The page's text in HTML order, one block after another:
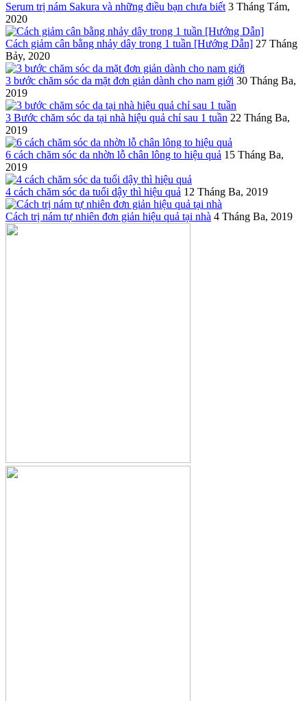
Serum trị nám Sakura và những điều bạn chưa biết 3 Tháng Tám,
2020
Cách giảm cân bằng nhảy dây trong 1 tuần [Hướng Dẫn] 27 Tháng
Bảy, 2020
3 bước chăm sóc da mặt đơn giản dành cho nam giới 30 Tháng Ba,
2019
3 Bước chăm sóc da tại nhà hiệu quả chỉ sau 1 tuần 22 Tháng Ba,
2019
6 cách chăm sóc da nhờn lỗ chân lông to hiệu quả 15 Tháng Ba,
2019
4 cách chăm sóc da tuổi dậy thì hiệu quả 12 Tháng Ba, 2019
Cách trị nám tự nhiên đơn giản hiệu quả tại nhà 4 Tháng Ba, 2019